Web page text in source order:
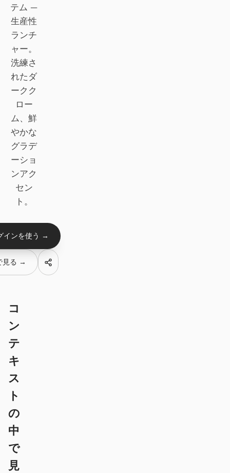
Claude Code
OpenCode
Gemini CLI
GitHub Copilot CLI
Qwen Code
Grok Build
Kimi CLI
Trae CLI
Antigravity
DeepSeek Reasonix
Hermes
テム —
生産性
ランチ
ャー。
洗練さ
れたダ
ークク
ロー
ム、鮮
やかな
グラデ
ーショ
ンアク
セン
ト。
インを使う →
見る →
コ
ン
テ
キ
ス
ト
の
中
で
見